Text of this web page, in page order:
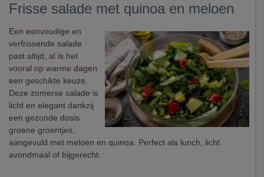
Frisse salade met quinoa en meloen
Een eenvoudige en
verfrissende salade
past altijd, al is het
vooral op warme dagen
een geschikte keuze.
Deze zomerse salade is
licht en elegant dankzij
een gezonde dosis
groene groentjes,
aangevuld met meloen en quinoa. Perfect als lunch, licht
avondmaal of bijgerecht.